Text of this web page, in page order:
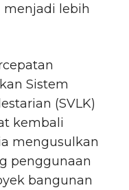
menjadi lebih
Sistem
(SVLK)
kembali
mengusulkan
penggunaan
bangunan